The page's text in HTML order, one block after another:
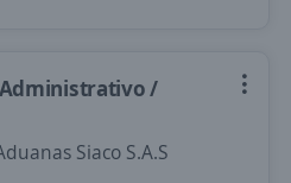
/
Siaco S.A.S